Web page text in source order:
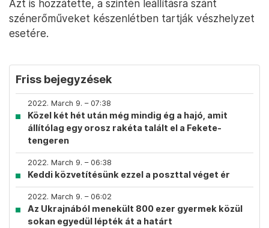
Azt is hozzátette, a szintén leállításra szánt
szénerőműveket készenlétben tartják vészhelyzet
esetére.
Friss bejegyzések
2022. March 9. – 07:38
Közel két hét után még mindig ég a hajó, amit
állítólag egy orosz rakéta talált el a Fekete-
tengeren
2022. March 9. – 06:38
Keddi közvetítésünk ezzel a poszttal véget ér
2022. March 9. – 06:02
Az Ukrajnából menekült 800 ezer gyermek közül
sokan egyedül lépték át a határt